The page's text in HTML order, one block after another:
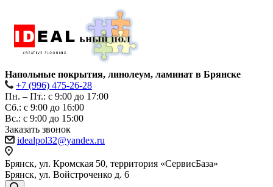
Напольные покрытия, линолеум, ламинат в Брянске
+7 (996) 475-26-28
Пн. – Пт.: с 9:00 до 17:00
Сб.: с 9:00 до 16:00
Bc.: с 9:00 до 15:00
Заказать звонок
idealpol32@yandex.ru
Брянск, ул. Кромская 50, территория «СервисБаза»
Брянск, ул. Войстроченко д. 6